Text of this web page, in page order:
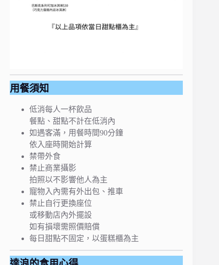
用餐須知
低消每人一杯飲品
餐點、甜點不計在低消內
如遇客滿，用餐時間90分鐘
依入座時開始計算
禁帶外食
禁止商業攝影
拍照以不影響他人為主
寵物入內需有外出包、推車
禁止自行更換座位
或移動店內外擺設
如有損壞需照價賠償
每日甜點不固定，以蛋糕櫃為主